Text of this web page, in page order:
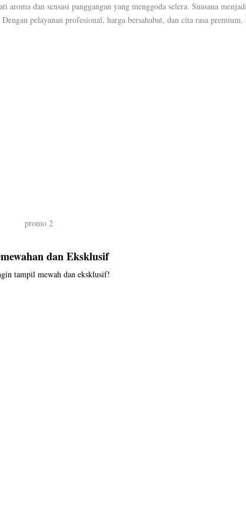
dan sensasi panggangan yang menggoda selera. Suasana
Dengan pelayanan profesional, harga bersahabat, dan cita rasa
dan Eksklusif
tampil mewah dan eksklusif!